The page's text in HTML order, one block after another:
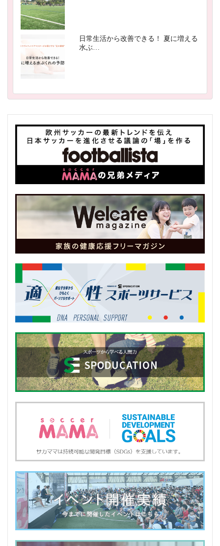
日常生活から改善できる！ 夏に増える
水ぶ…